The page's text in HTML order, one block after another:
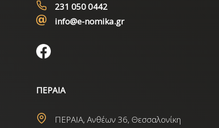
231 050 0442
info@e-nomika.gr
ΠΕΡΑΙΑ
ΠΕΡΑΙΑ, Ανθέων 36, Θεσσαλονίκη